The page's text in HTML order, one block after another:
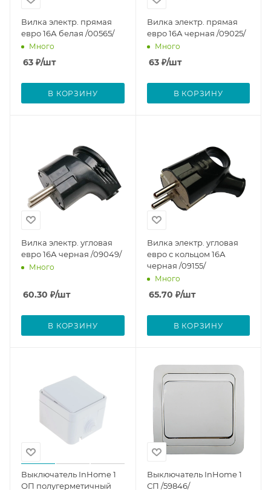
Вилка электр. прямая
евро 16А белая /00565/
Много
63 ₽/шт
В КОРЗИНУ
Вилка электр. прямая
евро 16А черная /09025/
Много
63₽/шт
В КОРЗИНУ
Вилка электр. угловая
евро 16А черная /09049/
Много
60.30 ₽/шт
В КОРЗИНУ
Вилка электр. угловая
евро с кольцом 16А
черная /09155/
Много
65.70 ₽/шт
В КОРЗИНУ
Выключатель InHome 1
ОП полугерметичный
Выключатель InHome 1
СП /59846/